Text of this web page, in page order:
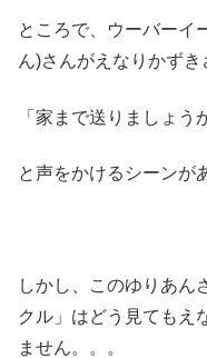
ところで、ウーバーイ
ん)さんがえなりかずき
「家まで送りましょう
と声をかけるシーンが
しかし、このゆりあん
クル」はどう見てもえ
ません。。。